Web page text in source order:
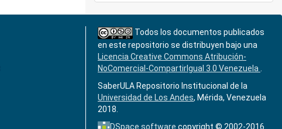
Todos los documentos publicados
en este repositorio se distribuyen bajo una
Licencia Creative Commons Atribución-
NoComercial-CompartirIgual 3.0 Venezuela
SaberULA Repositorio Institucional de la
Universidad de Los Andes, Mérida, Venezuela
2018.
DSpace software copyright © 2002-2016